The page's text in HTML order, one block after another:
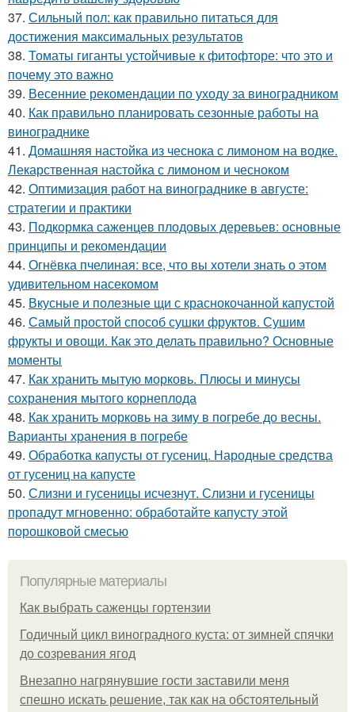
37. Сильный пол: как правильно питаться для
достижения максимальных результатов
38. Томаты гиганты устойчивые к фитофторе: что это и
почему это важно
39. Весенние рекомендации по уходу за виноградником
40. Как правильно планировать сезонные работы на
винограднике
41. Домашняя настойка из чеснока с лимоном на водке.
Лекарственная настойка с лимоном и чесноком
42. Оптимизация работ на винограднике в августе:
стратегии и практики
43. Подкормка саженцев плодовых деревьев: основные
принципы и рекомендации
44. Огнёвка пчелиная: все, что вы хотели знать о этом
удивительном насекомом
45. Вкусные и полезные щи с краснокочанной капустой
46. Самый простой способ сушки фруктов. Сушим
фрукты и овощи. Как это делать правильно? Основные
моменты
47. Как хранить мытую морковь. Плюсы и минусы
сохранения мытого корнеплода
48. Как хранить морковь на зиму в погребе до весны.
Варианты хранения в погребе
49. Обработка капусты от гусениц. Народные средства
от гусениц на капусте
50. Слизни и гусеницы исчезнут. Слизни и гусеницы
пропадут мгновенно: обработайте капусту этой
порошковой смесью
Популярные материалы
Как выбрать саженцы гортензии
Годичный цикл виноградного куста: от зимней спячки
до созревания ягод
Внезапно нагрянувшие гости заставили меня
спешно искать решение, так как на обстоятельный